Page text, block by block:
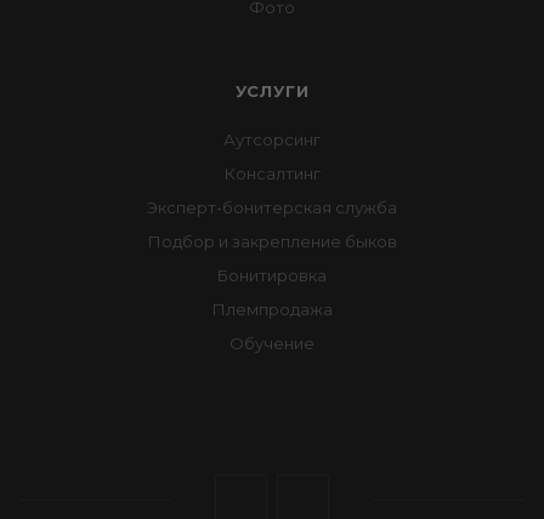
Фото
УСЛУГИ
Аутсорсинг
Консалтинг
Эксперт-бонитерская служба
Подбор и закрепление быков
Бонитировка
Племпродажа
Обучение